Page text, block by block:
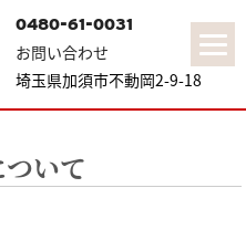
0480-61-0031
お問い合わせ
埼玉県加須市不動岡2-9-18
いて